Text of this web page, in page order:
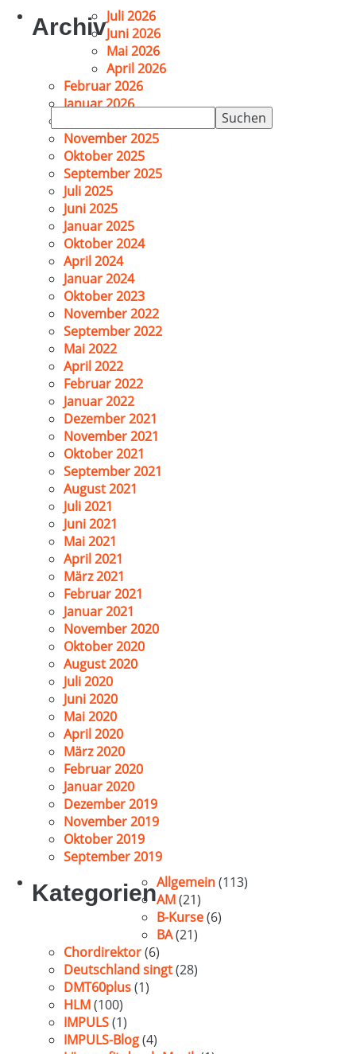
nach:
ArchivJuli 2026
Juni 2026
Mai 2026
April 2026
Februar 2026
Januar 2026
November 2025
Oktober 2025
September 2025
Juli 2025
Juni 2025
Januar 2025
Oktober 2024
April 2024
Januar 2024
Oktober 2023
November 2022
September 2022
Mai 2022
April 2022
Februar 2022
Januar 2022
Dezember 2021
November 2021
Oktober 2021
September 2021
August 2021
Juli 2021
Juni 2021
Mai 2021
April 2021
März 2021
Februar 2021
Januar 2021
November 2020
Oktober 2020
August 2020
Juli 2020
Juni 2020
Mai 2020
April 2020
März 2020
Februar 2020
Januar 2020
Dezember 2019
November 2019
Oktober 2019
September 2019
KategorienAllgemein(113)
AM(21)
B-Kurse(6)
BA(21)
Chordirektor(6)
Deutschland singt(28)
DMT60plus(1)
HLM(100)
IMPULS(1)
IMPULS-Blog(4)